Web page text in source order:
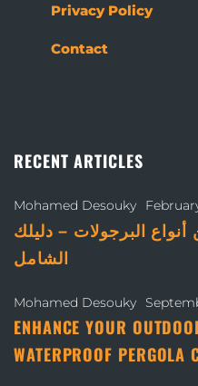
Privacy Policy
Contact
RECENT ARTICLES
Mohamed Desouky
أنواع البرجولات – دليلك
الشامل
Mohamed Desouky
ENHANCE YOUR
WATERPROOF PERGOLA